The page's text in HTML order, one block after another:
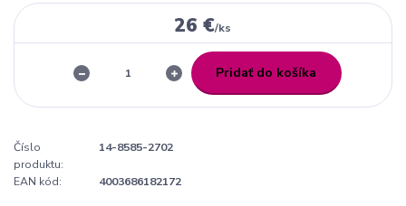
26 €/ks
Pridať do košíka
Číslo
produktu:
14-8585-2702
EAN kód: 4003686182172